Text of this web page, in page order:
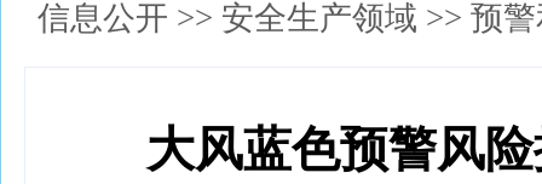
信息公开 >> 安全生产领域 >> 预
大风蓝色预警风